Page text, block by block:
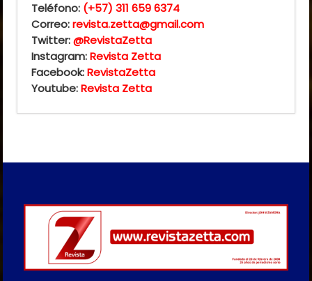
Teléfono: (+57) 311 659 6374
Correo:revista.zetta@gmail.com
Twitter:@RevistaZetta
Instagram:Revista Zetta
Facebook:RevistaZetta
Youtube:Revista Zetta